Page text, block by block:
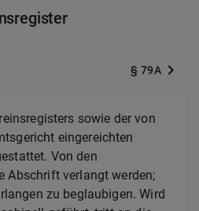
§ 79A
sowie der von
eingereichten
Von den
Abschrift verlangt werden;
zu beglaubigen. Wird